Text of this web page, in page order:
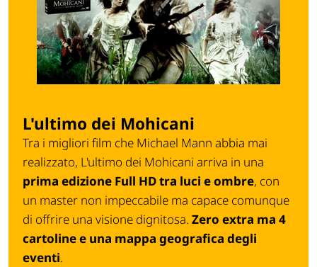
L'ultimo dei Mohicani
Tra i migliori film che Michael Mann abbia mai
realizzato, L'ultimo dei Mohicani arriva in una
prima edizione Full HD tra luci e ombre, con
un master non impeccabile ma capace comunque
di offrire una visione dignitosa. Zero extra ma 4
cartoline e una mappa geografica degli
eventi.